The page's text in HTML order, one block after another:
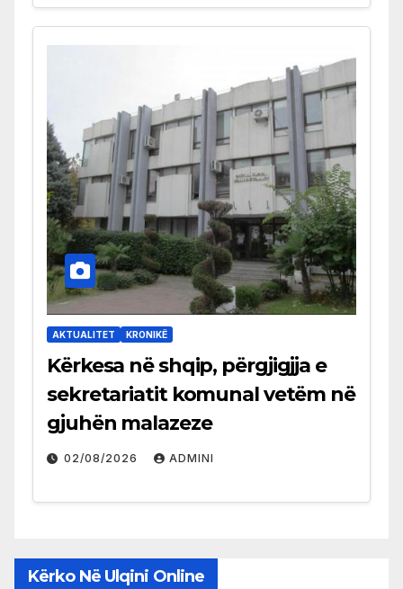
AKTUALITET KRONIKË
Kërkesa në shqip, përgjigjja e
sekretariatit komunal vetëm në
gjuhën malazeze
02/08/2026 ADMINI
Kërko Në Ulqini Online